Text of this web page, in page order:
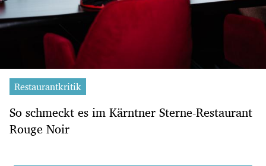
Restaurantkritik
So schmeckt es im Kärntner Sterne-Restaurant
Rouge Noir